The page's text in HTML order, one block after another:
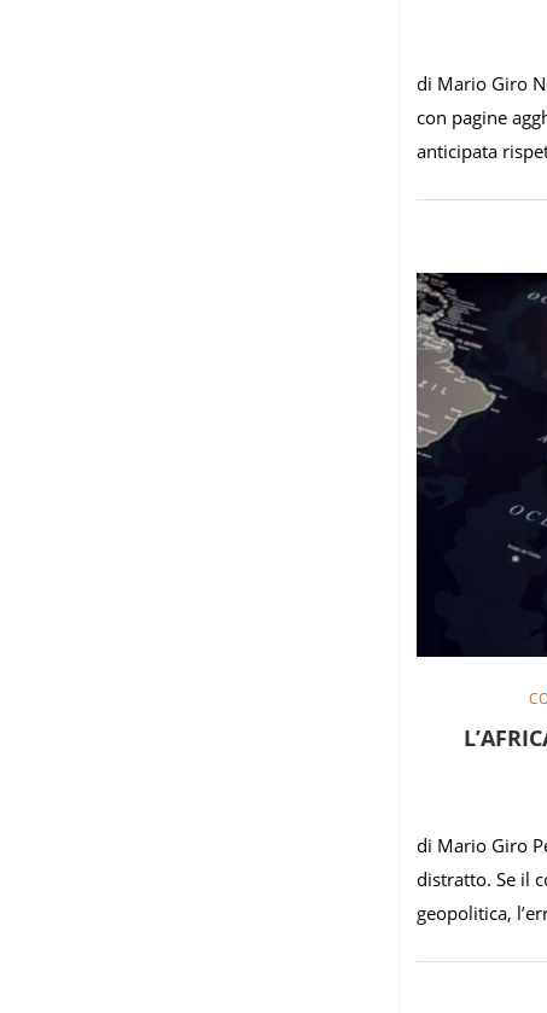
di Mario Giro
con pagine
anticipata
di Mario Giro
distratto. Se il
geopolitica,